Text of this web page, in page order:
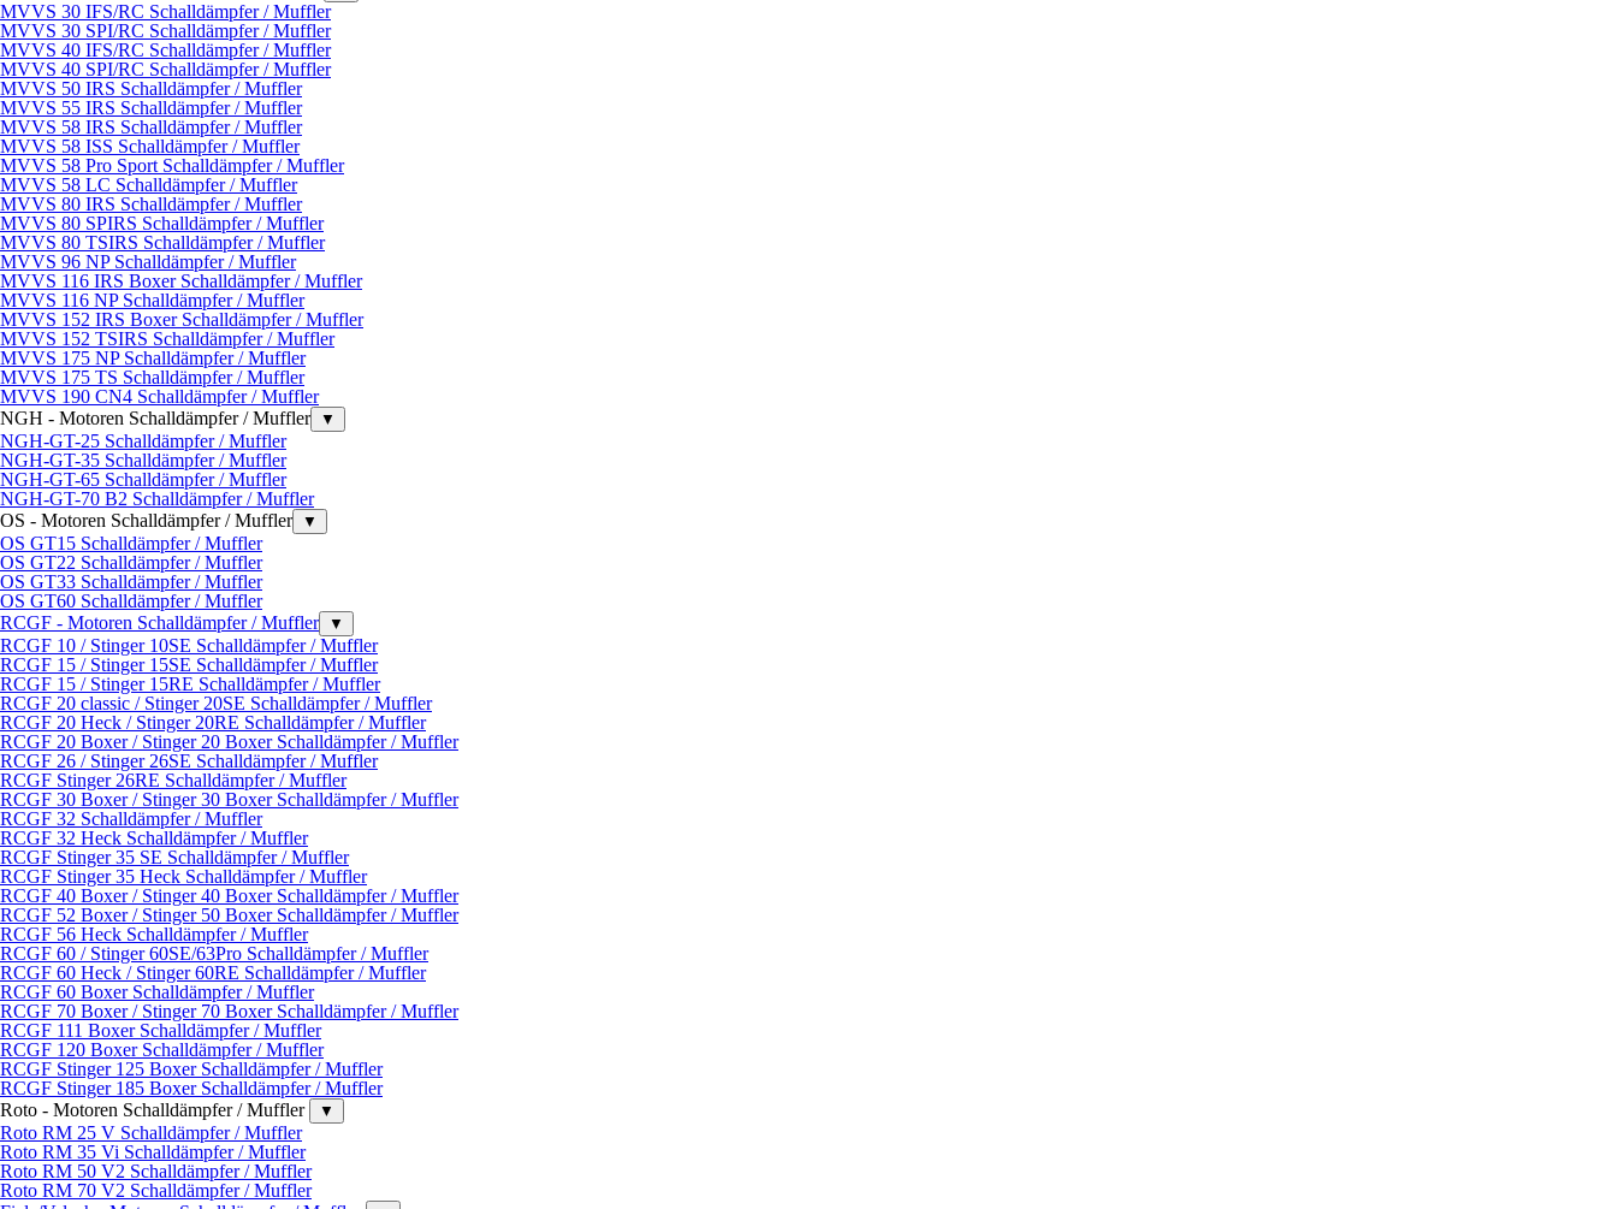
MVVS 30 IFS/RC Schalldämpfer / Muffler
MVVS 30 SPI/RC Schalldämpfer / Muffler
MVVS 40 IFS/RC Schalldämpfer / Muffler
MVVS 40 SPI/RC Schalldämpfer / Muffler
MVVS 50 IRS Schalldämpfer / Muffler
MVVS 55 IRS Schalldämpfer / Muffler
MVVS 58 IRS Schalldämpfer / Muffler
MVVS 58 ISS Schalldämpfer / Muffler
MVVS 58 Pro Sport Schalldämpfer / Muffler
MVVS 58 LC Schalldämpfer / Muffler
MVVS 80 IRS Schalldämpfer / Muffler
MVVS 80 SPIRS Schalldämpfer / Muffler
MVVS 80 TSIRS Schalldämpfer / Muffler
MVVS 96 NP Schalldämpfer / Muffler
MVVS 116 IRS Boxer Schalldämpfer / Muffler
MVVS 116 NP Schalldämpfer / Muffler
MVVS 152 IRS Boxer Schalldämpfer / Muffler
MVVS 152 TSIRS Schalldämpfer / Muffler
MVVS 175 NP Schalldämpfer / Muffler
MVVS 175 TS Schalldämpfer / Muffler
MVVS 190 CN4 Schalldämpfer / Muffler
NGH - Motoren Schalldämpfer / Muffler
▼
NGH-GT-25 Schalldämpfer / Muffler
NGH-GT-35 Schalldämpfer / Muffler
NGH-GT-65 Schalldämpfer / Muffler
NGH-GT-70 B2 Schalldämpfer / Muffler
OS - Motoren Schalldämpfer / Muffler
▼
OS GT15 Schalldämpfer / Muffler
OS GT22 Schalldämpfer / Muffler
OS GT33 Schalldämpfer / Muffler
OS GT60 Schalldämpfer / Muffler
RCGF - Motoren Schalldämpfer / Muffler
▼
RCGF 10 / Stinger 10SE Schalldämpfer / Muffler
RCGF 15 / Stinger 15SE Schalldämpfer / Muffler
RCGF 15 / Stinger 15RE Schalldämpfer / Muffler
RCGF 20 classic / Stinger 20SE Schalldämpfer / Muffler
RCGF 20 Heck / Stinger 20RE Schalldämpfer / Muffler
RCGF 20 Boxer / Stinger 20 Boxer Schalldämpfer / Muffler
RCGF 26 / Stinger 26SE Schalldämpfer / Muffler
RCGF Stinger 26RE Schalldämpfer / Muffler
RCGF 30 Boxer / Stinger 30 Boxer Schalldämpfer / Muffler
RCGF 32 Schalldämpfer / Muffler
RCGF 32 Heck Schalldämpfer / Muffler
RCGF Stinger 35 SE Schalldämpfer / Muffler
RCGF Stinger 35 Heck Schalldämpfer / Muffler
RCGF 40 Boxer / Stinger 40 Boxer Schalldämpfer / Muffler
RCGF 52 Boxer / Stinger 50 Boxer Schalldämpfer / Muffler
RCGF 56 Heck Schalldämpfer / Muffler
RCGF 60 / Stinger 60SE/63Pro Schalldämpfer / Muffler
RCGF 60 Heck / Stinger 60RE Schalldämpfer / Muffler
RCGF 60 Boxer Schalldämpfer / Muffler
RCGF 70 Boxer / Stinger 70 Boxer Schalldämpfer / Muffler
RCGF 111 Boxer Schalldämpfer / Muffler
RCGF 120 Boxer Schalldämpfer / Muffler
RCGF Stinger 125 Boxer Schalldämpfer / Muffler
RCGF Stinger 185 Boxer Schalldämpfer / Muffler
Roto - Motoren Schalldämpfer / Muffler
▼
Roto RM 25 V Schalldämpfer / Muffler
Roto RM 35 Vi Schalldämpfer / Muffler
Roto RM 50 V2 Schalldämpfer / Muffler
Roto RM 70 V2 Schalldämpfer / Muffler